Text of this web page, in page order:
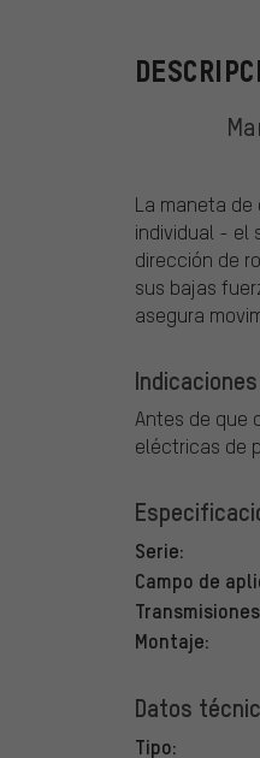
La maneta de
individual - el
dirección de
sus bajas
asegura
Antes de que
eléctricas de
Serie:
Campo de
Montaje:
Datos
Tipo: